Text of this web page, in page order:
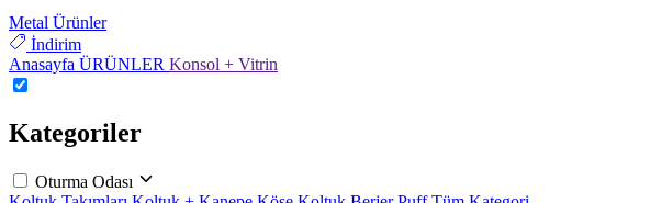
Metal Ürünler
İndirim
Anasayfa ÜRÜNLER Konsol + Vitrin
Kategoriler
Oturma Odası